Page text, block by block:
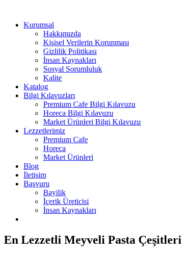
Kurumsal
Hakkımızda
Kişisel Verilerin Korunması
Gizlilik Politikası
İnsan Kaynakları
Sosyal Sorumluluk
Kalite
Katalog
Bilgi Kılavuzları
Premium Cafe Bilgi Kılavuzu
Horeca Bilgi Kılavuzu
Market Ürünleri Bilgi Kılavuzu
Lezzetlerimiz
Premium Cafe
Horeca
Market Ürünleri
Blog
İletişim
Başvuru
Bayilik
İçerik Üreticisi
İnsan Kaynakları
En Lezzetli Meyveli Pasta Çeşitleri